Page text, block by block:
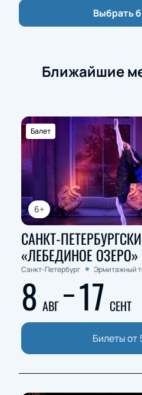
Выбрать
Ближайшие
6+
Балет
САНКТ-
«ЛЕБЕДИНОЕ ОЗЕРО»
Санкт-Петербург Эрмитажный
8 АВГ 17 СЕНТ
Билеты от